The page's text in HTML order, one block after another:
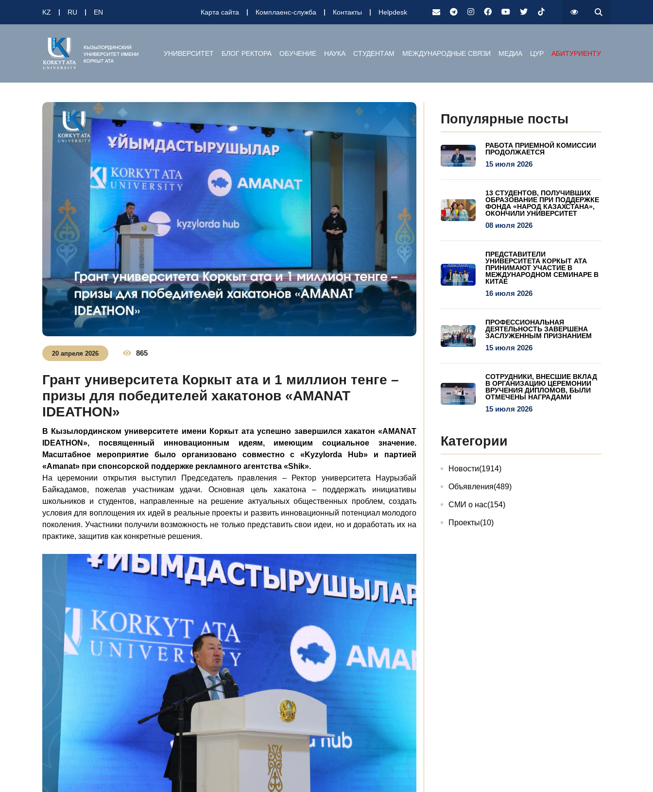
KZ RU EN Карта сайта Комплаенс-служба Контакты Helpdesk
УНИВЕРСИТЕТ БЛОГ РЕКТОРА ОБУЧЕНИЕ НАУКА СТУДЕНТАМ МЕЖДУНАРОДНЫЕ СВЯЗИ МЕДИА ЦУР АБИТУРИЕНТУ
20 апреля 2026 865
Грант университета Коркыт ата и 1 миллион тенге –
призы для победителей хакатонов «AMANAT
IDEATHON»
В Кызылординском университете имени Коркыт ата успешно завершился хакатон «AMANAT
IDEATHON», посвященный инновационным идеям, имеющим социальное значение.
Масштабное мероприятие было организовано совместно с «Kyzylorda Hub» и партией
«Amanat» при спонсорской поддержке рекламного агентства «Shik».
На церемонии открытия выступил Председатель правления – Ректор университета Наурызбай
Байкадамов, пожелав участникам удачи. Основная цель хакатона – поддержать инициативы
школьников и студентов, направленные на решение актуальных общественных проблем, создать
условия для воплощения их идей в реальные проекты и развить инновационный потенциал молодого
поколения. Участники получили возможность не только представить свои идеи, но и доработать их на
практике, защитив как конкретные решения.
Популярные посты
РАБОТА ПРИЕМНОЙ КОМИССИИ
ПРОДОЛЖАЕТСЯ
15 июля 2026
13 СТУДЕНТОВ, ПОЛУЧИВШИХ
ОБРАЗОВАНИЕ ПРИ ПОДДЕРЖКЕ
ФОНДА «НАРОД КАЗАХСТАНА»,
ОКОНЧИЛИ УНИВЕРСИТЕТ
08 июля 2026
ПРЕДСТАВИТЕЛИ
УНИВЕРСИТЕТА КОРКЫТ АТА
ПРИНИМАЮТ УЧАСТИЕ В
МЕЖДУНАРОДНОМ СЕМИНАРЕ В
КИТАЕ
16 июля 2026
ПРОФЕССИОНАЛЬНАЯ
ДЕЯТЕЛЬНОСТЬ ЗАВЕРШЕНА
ЗАСЛУЖЕННЫМ ПРИЗНАНИЕМ
15 июля 2026
СОТРУДНИКИ, ВНЕСШИЕ ВКЛАД
В ОРГАНИЗАЦИЮ ЦЕРЕМОНИИ
ВРУЧЕНИЯ ДИПЛОМОВ, БЫЛИ
ОТМЕЧЕНЫ НАГРАДАМИ
15 июля 2026
Категории
Новости(1914)
Объявления(489)
СМИ о нас(154)
Проекты(10)